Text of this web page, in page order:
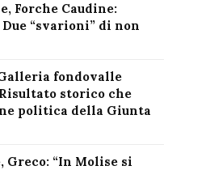
Forche Caudine:
“svarioni” di non
fondovalle
storico che
politica della Giunta
Greco: “In Molise si